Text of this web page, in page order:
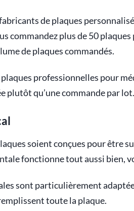
de plaques
commandez plus de 50
de plaques commandés.
plaques professionnelles pour
plutôt qu’une commande par lot.
soient conçues pour être
fonctionne tout aussi bien,
sont particulièrement
toute la plaque.